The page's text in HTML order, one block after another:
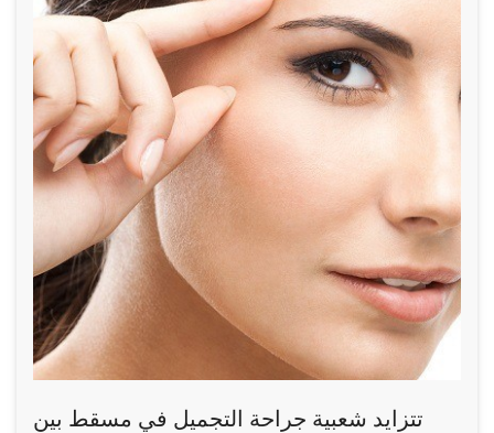
تتزايد شعبية جراحة التجميل في مسقط بين